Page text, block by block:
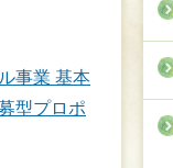
事業 基本
型プロポ